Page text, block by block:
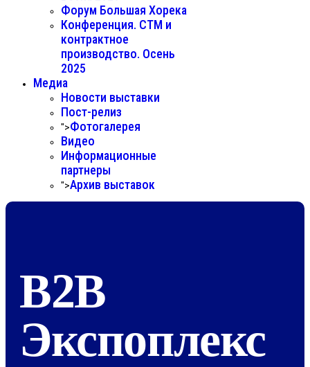
Форум Большая Хорека
Конференция. СТМ и
контрактное
производство. Осень
2025
Медиа
Новости выставки
Пост-релиз
">Фотогалерея
Видео
Информационные
партнеры
">Архив выставок
B2B
Экспоплекс